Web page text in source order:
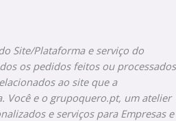
Site/Plataforma e serviço do
os pedidos feitos ou processados
ao site que a
Você e o grupoquero.pt, um atelier
e serviços para Empresas e